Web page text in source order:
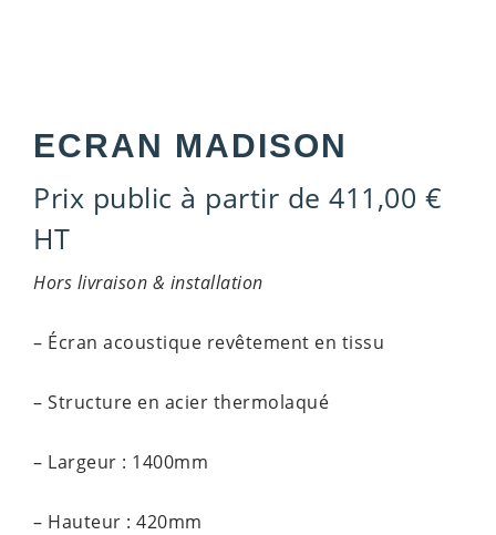
ECRAN MADISON
Prix public à partir de 411,00 €
HT
Hors livraison & installation
– Écran acoustique revêtement en tissu
– Structure en acier thermolaqué
– Largeur : 1400mm
– Hauteur : 420mm